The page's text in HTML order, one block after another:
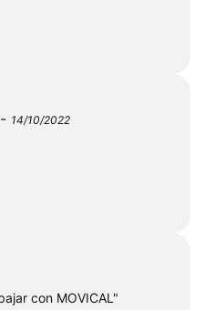
- 14/10/2022
con MOVICAL"